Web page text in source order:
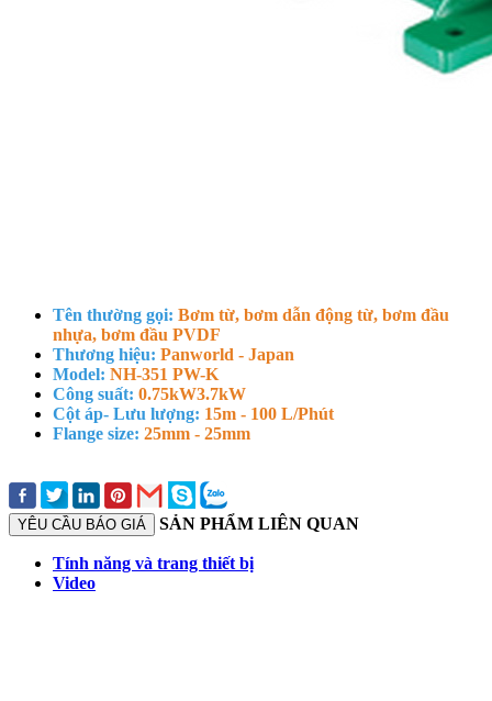
Tên thường gọi: Bơm từ, bơm dẫn động từ, bơm đầu
nhựa, bơm đầu PVDF
Thương hiệu: Panworld - Japan
Model: NH-351 PW-K
Công suất: 0.75kW3.7kW
Cột áp- Lưu lượng: 15m - 100 L/Phút
Flange size: 25mm - 25mm
YÊU CẦU BÁO GIÁ SẢN PHẨM LIÊN QUAN
Tính năng và trang thiết bị
Video